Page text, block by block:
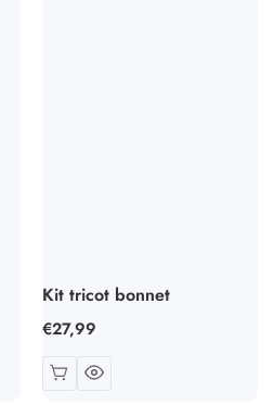
Kit tricot bonnet
Prix
€27,99